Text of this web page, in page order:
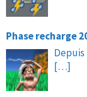
Phase recharge
[…]